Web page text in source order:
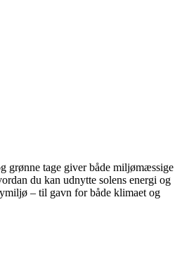
grønne tage giver både miljømæssige
du kan udnytte solens energi og
– til gavn for både klimaet og